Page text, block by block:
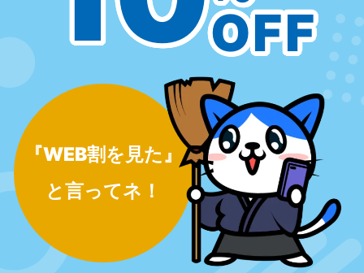
OFF
『WEB割を見た』
と言ってネ！
050-1881-5256
9:00〜19:00 年中無休
050-
9:00〜19:00
050-1881-5258
9:00〜19:00 年中無休
石川県
050-
9:00〜19:00
富山県
050-1881-5262
9:00〜19:00 年中無休
050-
9:00〜19:00
新潟県
050-1881-5263
9:00〜19:00 年中無休
近畿